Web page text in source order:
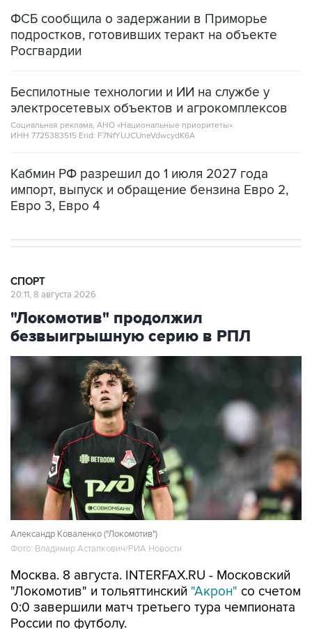
ФСБ сообщила о задержании в Приморье
подростков, готовивших теракт на объекте
Росгвардии
Беспилотные технологии и ИИ на службе у
электросетевых объектов и агрокомплексов
Социальная реклама, АНО «Национальные приоритеты».
ИНН 7725383515 Erid: F7NfYUJCUneVdwcydK6A
Кабмин РФ разрешил до 1 июля 2027 года
импорт, выпуск и обращение бензина Евро 2,
Евро 3, Евро 4
СПОРТ
20:11, 8 августа 2026
"Локомотив" продолжил
безвыигрышную серию в РПЛ
Александр Коваленко ("Локомотив")
Фото: Владимир Астапкович/РИА Новости
Москва. 8 августа. INTERFAX.RU - Московский
"Локомотив" и тольяттинский "Акрон" со счетом
0:0 завершили матч третьего тура чемпионата
России по футболу.